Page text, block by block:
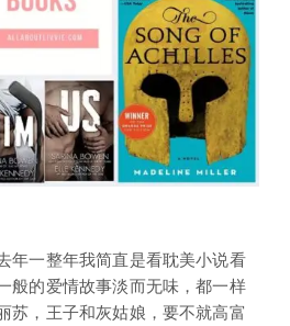
年一整年我简直是看耽美小说看
般的爱情故事淡而无味，都一样
苏，王子和灰姑娘，要不就高富